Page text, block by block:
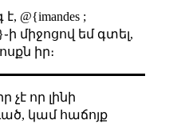
@{imandes ;
միջոցով եմ գտել,
իր։
որ լինի
կամ հաճոյք